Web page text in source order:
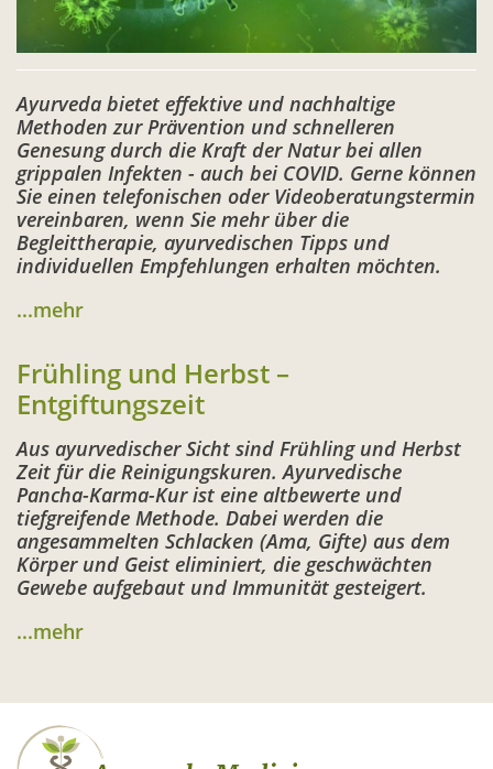
Ayurveda bietet effektive und nachhaltige
Methoden zur Prävention und schnelleren
Genesung durch die Kraft der Natur bei allen
grippalen Infekten - auch bei COVID. Gerne können
Sie einen telefonischen oder Videoberatungstermin
vereinbaren, wenn Sie mehr über die
Begleittherapie, ayurvedischen Tipps und
individuellen Empfehlungen erhalten möchten.
...mehr
Frühling und Herbst –
Entgiftungszeit
Aus ayurvedischer Sicht sind Frühling und Herbst
Zeit für die Reinigungskuren. Ayurvedische
Pancha-Karma-Kur ist eine altbewerte und
tiefgreifende Methode. Dabei werden die
angesammelten Schlacken (Ama, Gifte) aus dem
Körper und Geist eliminiert, die geschwächten
Gewebe aufgebaut und Immunität gesteigert.
...mehr